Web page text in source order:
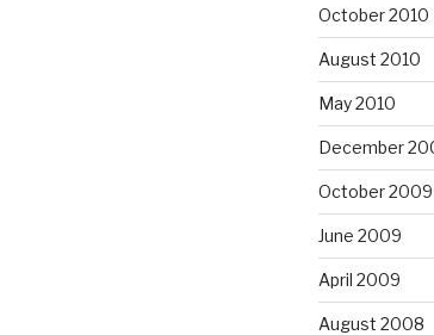
October 2010
August 2010
May 2010
December
October 2009
June 2009
April 2009
August 2008